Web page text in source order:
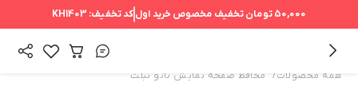
50,000 تومان تخفیف مخصوص خرید اولکد تخفیف: KH1403
همه محصولات/ محافظ صفحه نمایش نانو تبلت